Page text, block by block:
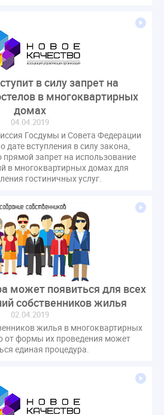
в силу запрет на
в многоквартирных
домах
04.04.2019
Госдумы и Совета Федерации
дате вступления в силу закона,
запрет на использование
в многоквартирных домах для
гостиничных услуг.
может появиться для всех
собственников жилья
02.04.2019
жилья в многоквартирных
от формы их проведения может
единая процедура.